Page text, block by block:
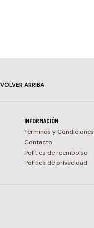
VOLVER ARRIBA
INFORMACIÓN
Términos y Condiciones
Contacto
Política de reembolso
Política de privacidad